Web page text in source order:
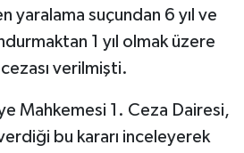
yaralama suçundan 6 yıl ve
1 yıl olmak üzere
verilmişti.
Mahkemesi 1. Ceza Dairesi,
bu kararı inceleyerek